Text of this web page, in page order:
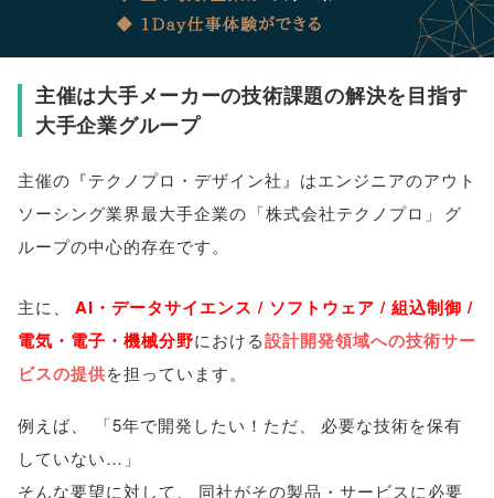
主催は大手メーカーの技術課題の解決を目指す
大手企業グループ
主催の『テクノプロ・デザイン社』はエンジニアのアウト
ソーシング業界最大手企業の 「株式会社テクノプロ 」
グ
ループの中心的存在です。
主に
AI・データサイエンス / ソフトウェア / 組込制御 /
電気・電子・機械分野における設計開発領域への技術サー
ビスの提供を担っています。
例えば、 「5年で開発したい！ただ
必要な技術を保有
していない… 」
そんな要望に対して
同社がその製品・サービスに必要